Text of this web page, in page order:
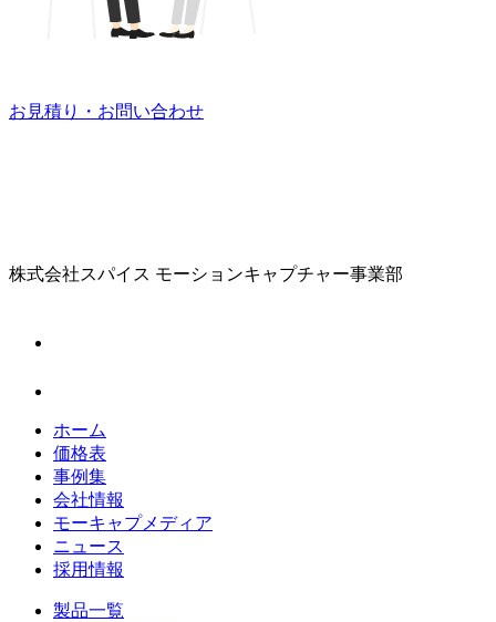
お見積り・お問い合わせ
株式会社スパイス モーションキャプチャー事業部
ホーム
価格表
事例集
会社情報
モーキャプメディア
ニュース
採用情報
製品一覧